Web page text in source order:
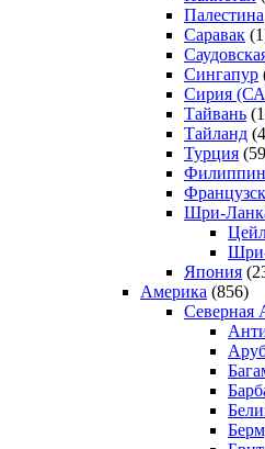
Палестина
Саравак
Сингапур
Сирия
Тайвань
Тайланд
Турция
Шри-
Япония
Америка (856)
Северная